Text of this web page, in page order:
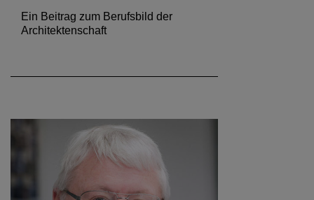
Ein Beitrag zum Berufsbild der
Architektenschaft